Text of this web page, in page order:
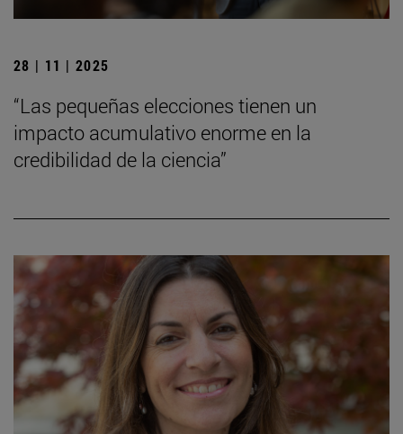
28 | 11 | 2025
“Las pequeñas elecciones tienen un
impacto acumulativo enorme en la
credibilidad de la ciencia”